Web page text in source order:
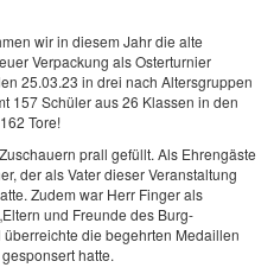
wir in diesem Jahr die alte
Verpackung als Osterturnier
25.03.23 in drei nach Altersgruppen
157 Schüler aus 26 Klassen in den
Tore!
prall gefüllt. Als Ehrengäste
der als Vater dieser Veranstaltung
Zudem war Herr Finger als
und Freunde des Burg-
überreichte die begehrten Medaillen
hatte.